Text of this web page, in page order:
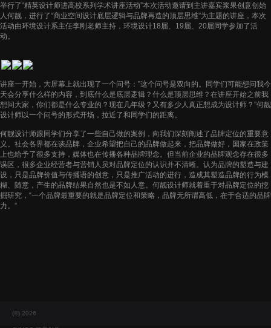
举行了“精英设计师进高校系列学术讲座活动”本次活动邀请到主讲嘉宾浆果创意创始
人何靓，进行了“商业空间设计底层逻辑与品牌再造的顶层思维”为主题的讲座，本次
活动由环境设计系主任李刚老师主持，环境设计18届、19届、20届同学参加了活
动。
讲座一开始，大屏幕上就出现了一个问号：”这个问号是双向的。同学们可能想问我今
天会分享什么样的内容，到底什么是底层逻辑？什么是顶层思维？在讲座开始之前我
想问大家，你们都是什么专业的？现在几年级？又有多少人真正想成为设计师？”何靓
设计师以一个问号的形式开场，拉近了和同学们的距离。
何靓设计师跟同学们分享了一些自己做的案例，向我们深刻阐述了品牌定位的重要意
义。社会各界都在谈品牌，企业希望把自己的品牌做起来，把品牌做好，国家在政策
上也给予了很多支持，媒体也在传播各种品牌理念。但当前企业的品牌观念存在很多
误区，很多企业经营者与营销人员对品牌定位的认识并不清晰。认为品牌的塑造与建
设，只是品牌价值与传播语的创意，只是推广活动的进行，造成其塑造品牌的行为模
糊、随意，产生的品牌结果自然也是不如人意。何靓设计师就着重于对品牌定位的挖
掘研究，“一个品牌最重要的就是品牌定位和策略，品牌无所谓高低，在于合适的品牌
力。”
(©) 2026
联系·CONTACT